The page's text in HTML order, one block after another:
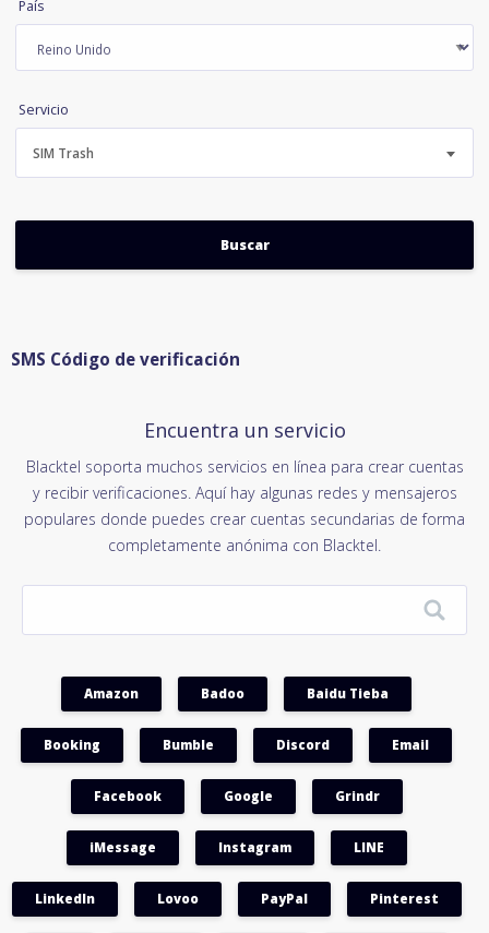
País
Servicio
SIM Trash
SMS Código de verificación
Encuentra un servicio
Blacktel soporta muchos servicios en línea para crear cuentas
y recibir verificaciones. Aquí hay algunas redes y mensajeros
populares donde puedes crear cuentas secundarias de forma
completamente anónima con Blacktel.
Amazon Badoo Baidu Tieba
Booking Bumble Discord Email
Facebook Google Grindr
iMessage Instagram LINE
LinkedIn Lovoo PayPal Pinterest